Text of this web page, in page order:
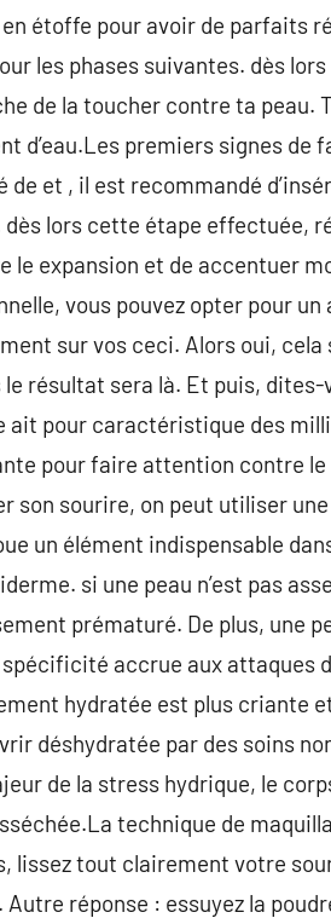
étoffe pour avoir de parfaits
les phases suivantes. dès
de la toucher contre ta peau.
d’eau.Les premiers signes
et , il est recommandé
lors cette étape effectuée,
le expansion et de accentuer
vous pouvez opter pour
sur vos ceci. Alors oui,
résultat sera là. Et puis, dites-
pour caractéristique des
pour faire attention contre le
son sourire, on peut utiliser
un élément indispensable
si une peau n’est pas
prématuré. De plus, une
accrue aux attaques
hydratée est plus
déshydratée par des soins
de la stress hydrique, le
technique de
lissez tout clairement votre
réponse : essuyez la